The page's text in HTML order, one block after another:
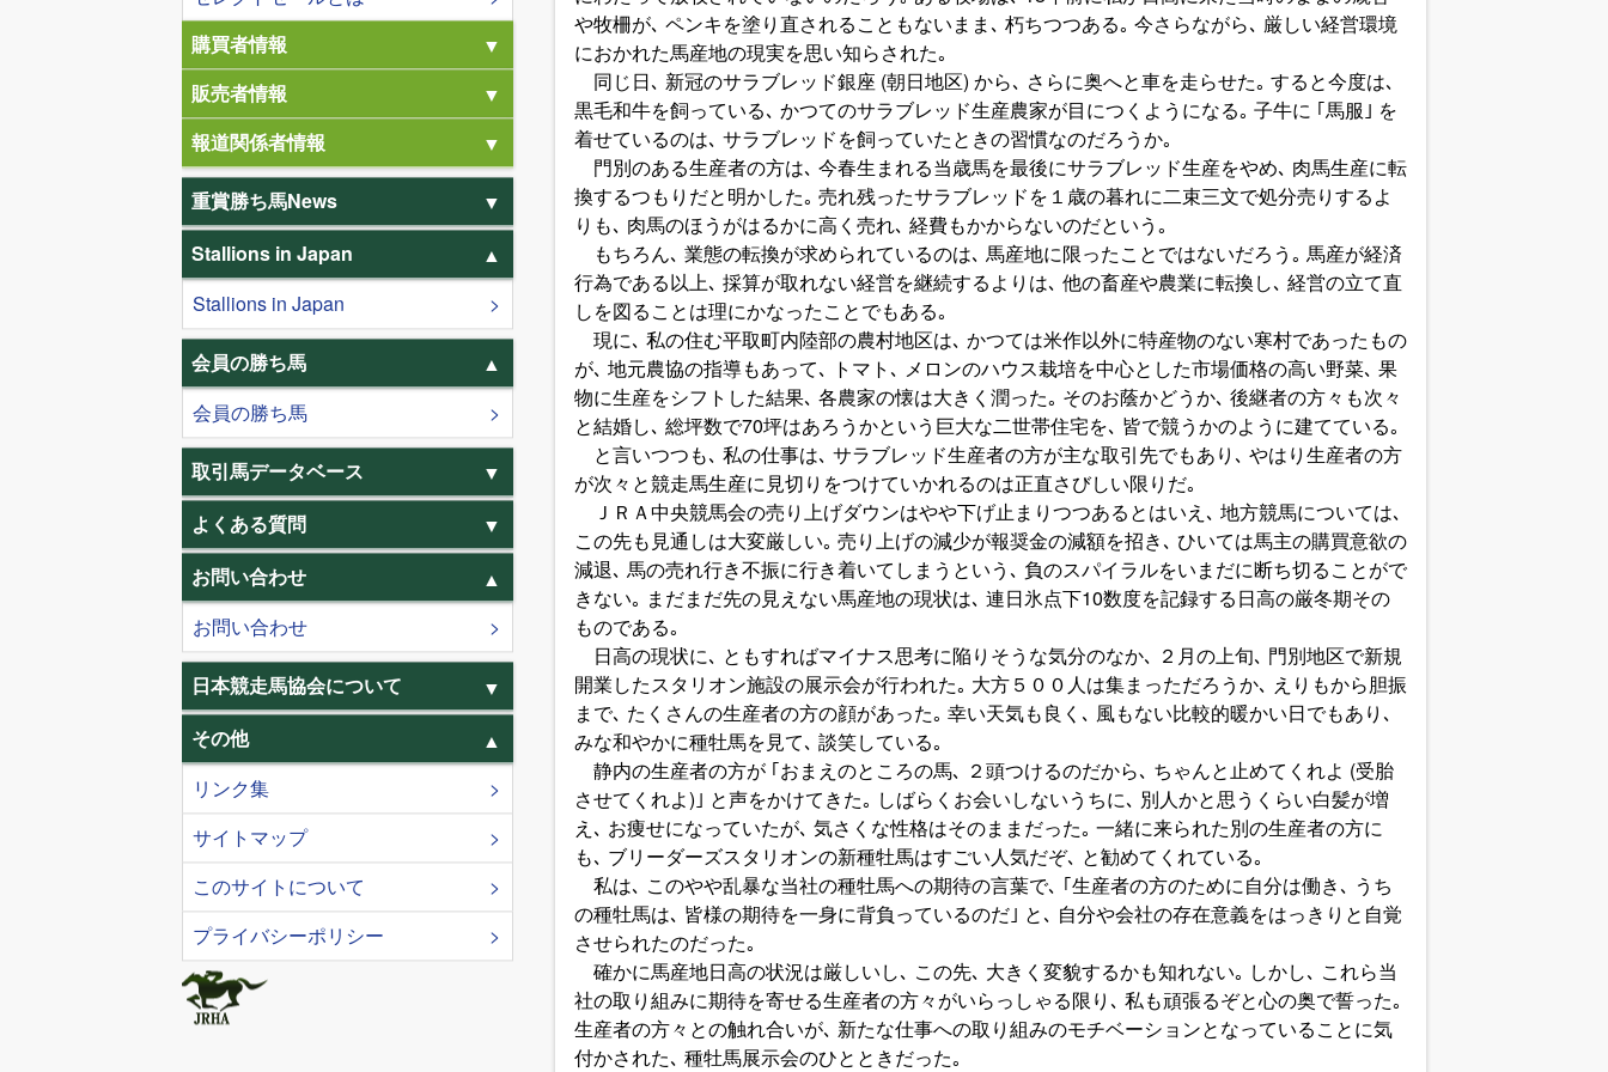
購買者情報
販売者情報
報道関係者情報
重賞勝ち馬News
Stallions in Japan
Stallions in Japan
会員の勝ち馬
会員の勝ち馬
取引馬データベース
よくある質問
お問い合わせ
お問い合わせ
日本競走馬協会について
その他
リンク集
サイトマップ
このサイトについて
プライバシーポリシー
や牧柵が､ ペンキを塗り直されることもないまま､ 朽ちつつある｡ 今さらながら､ 厳しい経営環境
におかれた馬産地の現実を思い知らされた｡
同じ日､ 新冠のサラブレッド銀座 (朝日地区) から､ さらに奥へと車を走らせた｡ すると今度は､
黒毛和牛を飼っている､ かつてのサラブレッド生産農家が目につくようになる｡ 子牛に ｢馬服｣ を
着せているのは､ サラブレッドを飼っていたときの習慣なのだろうか｡
門別のある生産者の方は､ 今春生まれる当歳馬を最後にサラブレッド生産をやめ､ 肉馬生産に転
換するつもりだと明かした｡ 売れ残ったサラブレッドを１歳の暮れに二束三文で処分売りするよ
りも､ 肉馬のほうがはるかに高く売れ､ 経費もかからないのだという｡
もちろん､ 業態の転換が求められているのは､ 馬産地に限ったことではないだろう｡ 馬産が経済
行為である以上､ 採算が取れない経営を継続するよりは､ 他の畜産や農業に転換し､ 経営の立て直
しを図ることは理にかなったことでもある｡
現に､ 私の住む平取町内陸部の農村地区は､ かつては米作以外に特産物のない寒村であったもの
が､ 地元農協の指導もあって､ トマト､ メロンのハウス栽培を中心とした市場価格の高い野菜､ 果
物に生産をシフトした結果､ 各農家の懐は大きく潤った｡ そのお蔭かどうか､ 後継者の方々も次々
と結婚し､ 総坪数で70坪はあろうかという巨大な二世帯住宅を､ 皆で競うかのように建てている｡
と言いつつも､ 私の仕事は､ サラブレッド生産者の方が主な取引先でもあり､ やはり生産者の方
が次々と競走馬生産に見切りをつけていかれるのは正直さびしい限りだ｡
ＪＲＡ中央競馬会の売り上げダウンはやや下げ止まりつつあるとはいえ､ 地方競馬については､
この先も見通しは大変厳しい｡ 売り上げの減少が報奨金の減額を招き､ ひいては馬主の購買意欲の
減退､ 馬の売れ行き不振に行き着いてしまうという､ 負のスパイラルをいまだに断ち切ることがで
きない｡ まだまだ先の見えない馬産地の現状は､ 連日氷点下10数度を記録する日高の厳冬期その
ものである｡
日高の現状に､ ともすればマイナス思考に陥りそうな気分のなか､ ２月の上旬､ 門別地区で新規
開業したスタリオン施設の展示会が行われた｡ 大方５００人は集まっただろうか､ えりもから胆振
まで､ たくさんの生産者の方の顔があった｡ 幸い天気も良く､ 風もない比較的暖かい日でもあり､
みな和やかに種牡馬を見て､ 談笑している｡
静内の生産者の方が ｢おまえのところの馬､ ２頭つけるのだから､ ちゃんと止めてくれよ (受胎
させてくれよ)｣ と声をかけてきた｡ しばらくお会いしないうちに､ 別人かと思うくらい白髪が増
え､ お痩せになっていたが､ 気さくな性格はそのままだった｡ 一緒に来られた別の生産者の方に
も､ ブリーダーズスタリオンの新種牡馬はすごい人気だぞ､ と勧めてくれている｡
私は､ このやや乱暴な当社の種牡馬への期待の言葉で､ ｢生産者の方のために自分は働き､ うち
の種牡馬は､ 皆様の期待を一身に背負っているのだ｣ と､ 自分や会社の存在意義をはっきりと自覚
させられたのだった｡
確かに馬産地日高の状況は厳しいし､ この先､ 大きく変貌するかも知れない｡ しかし､ これら当
社の取り組みに期待を寄せる生産者の方々がいらっしゃる限り､ 私も頑張るぞと心の奥で誓った｡
生産者の方々との触れ合いが､ 新たな仕事への取り組みのモチベーションとなっていることに気
付かされた､ 種牡馬展示会のひとときだった｡